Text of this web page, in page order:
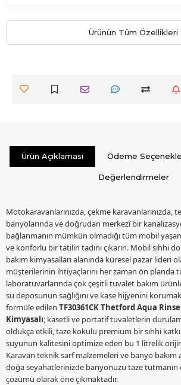
Ürünün Tüm Özellikleri
Ürün Açıklaması Ödeme
Değerlendirmeler
Motokaravanlarınızda, çekme karavanlarınızda,
banyolarında ve doğrudan merkezî bir
bağlanmanın mümkün olmadığı tüm mobil
ve konforlu bir tatilin tadını çıkarın. Mobil sıhhi
bakım kimyasalları alanında küresel pazar lideri
müşterilerinin ihtiyaçlarını her zaman ön planda
laboratuvarlarında çok çeşitli tuvalet bakım
su deposunun sağlığını ve kase hijyenini
formüle edilen TF30361CK Thetford Aqua
Kimyasalı; kasetli ve portatif tuvaletlerin
oldukça etkili, taze kokulu premium bir sıhhi
suyunun kalitesini optimize eden bu 1 litrelik
Karavan teknik sarf malzemeleri ve banyo bakım
doğa seyahatlerinizde banyonuzu taze tutmanın
çözümü olarak öne çıkmaktadır.